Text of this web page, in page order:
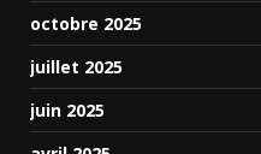
octobre 2025
juillet 2025
juin 2025